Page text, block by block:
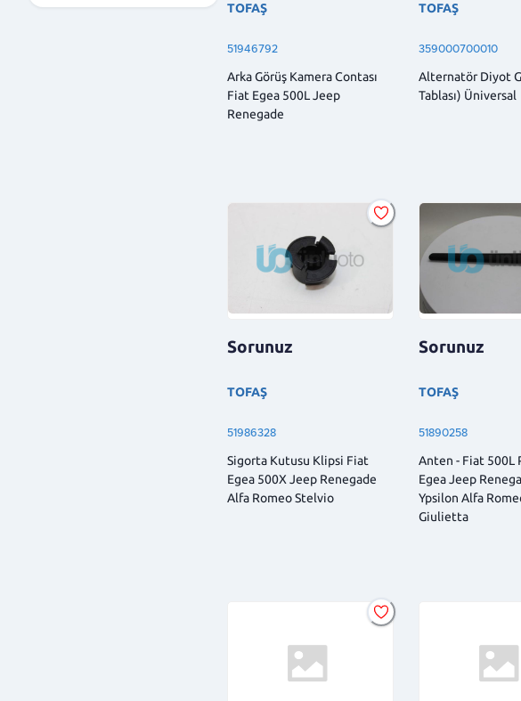
TOFAŞ
51946792
Arka Görüş Kamera Contası
Fiat Egea 500L Jeep
Renegade
TOFAŞ
359000700010
Alternatör Diyot
Tablası) Üniversal
Sorunuz
TOFAŞ
51986328
Sigorta Kutusu Klipsi Fiat
Egea 500X Jeep Renegade
Alfa Romeo Stelvio
Sorunuz
TOFAŞ
51890258
Anten - Fiat 500L
Egea Jeep
Ypsilon Alfa
Giulietta